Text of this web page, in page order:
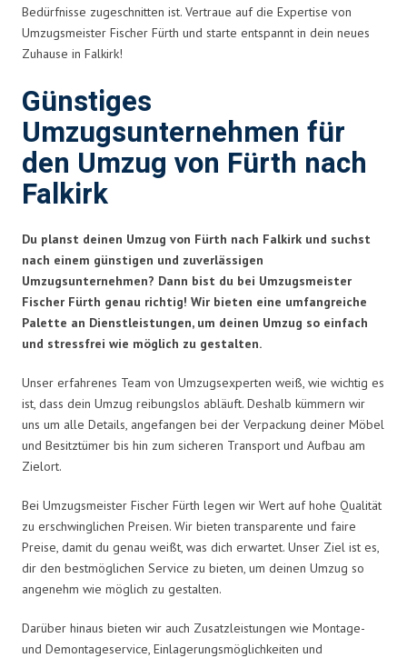
Bedürfnisse zugeschnitten ist. Vertraue auf die Expertise von
Umzugsmeister Fischer Fürth und starte entspannt in dein neues
Zuhause in Falkirk!
Günstiges
Umzugsunternehmen für
den Umzug von Fürth nach
Falkirk
Du planst deinen Umzug von Fürth nach Falkirk und suchst
nach einem günstigen und zuverlässigen
Umzugsunternehmen? Dann bist du bei Umzugsmeister
Fischer Fürth genau richtig! Wir bieten eine umfangreiche
Palette an Dienstleistungen, um deinen Umzug so einfach
und stressfrei wie möglich zu gestalten.
Unser erfahrenes Team von Umzugsexperten weiß, wie wichtig es
ist, dass dein Umzug reibungslos abläuft. Deshalb kümmern wir
uns um alle Details, angefangen bei der Verpackung deiner Möbel
und Besitztümer bis hin zum sicheren Transport und Aufbau am
Zielort.
Bei Umzugsmeister Fischer Fürth legen wir Wert auf hohe Qualität
zu erschwinglichen Preisen. Wir bieten transparente und faire
Preise, damit du genau weißt, was dich erwartet. Unser Ziel ist es,
dir den bestmöglichen Service zu bieten, um deinen Umzug so
angenehm wie möglich zu gestalten.
Darüber hinaus bieten wir auch Zusatzleistungen wie Montage-
und Demontageservice, Einlagerungsmöglichkeiten und